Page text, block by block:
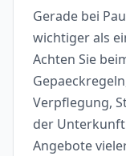
Gerade bei
wichtiger als
Achten Sie
Verpflegung,
der
Angebote